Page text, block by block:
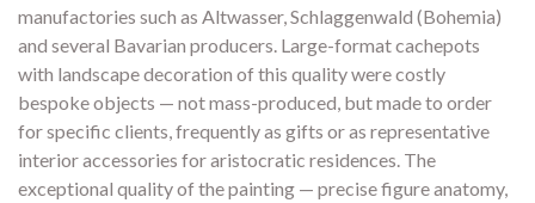
manufactories such as Altwasser, Schlaggenwald (Bohemia)
and several Bavarian producers. Large-format cachepots
with landscape decoration of this quality were costly
bespoke objects — not mass-produced, but made to order
for specific clients, frequently as gifts or as representative
interior accessories for aristocratic residences. The
exceptional quality of the painting — precise figure anatomy,